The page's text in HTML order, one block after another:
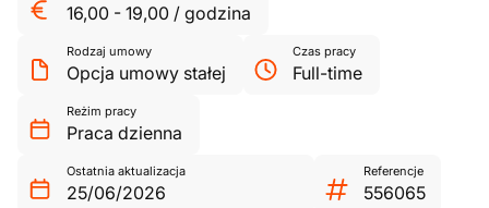
16,00 - 19,00 / godzina
Rodzaj umowy
Opcja umowy stałej
Czas pracy
Full-time
Reżim pracy
Praca dzienna
Ostatnia aktualizacja
25/06/2026
Referencje
556065